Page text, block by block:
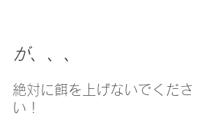
が、、、
絶対に餌を上げないでくださ
い！